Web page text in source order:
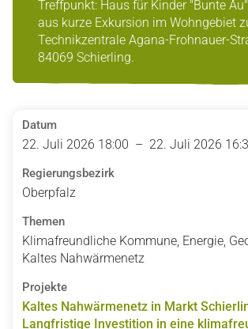
Treffpunkt: Haus für Kinder "Bunte
aus kurze Exkursion im Wohngebiet
Technikzentrale Agana-Frohnauer-
84069 Schierling.
Datum
22. Juli 2026 18:00 – 22. Juli 2026
Regierungsbezirk
Oberpfalz
Themen
Klimafreundliche Kommune, Energie,
Kaltes Nahwärmenetz
Projekte
Kaltes Nahwärmenetz in Markt
Langfristige Investition in eine